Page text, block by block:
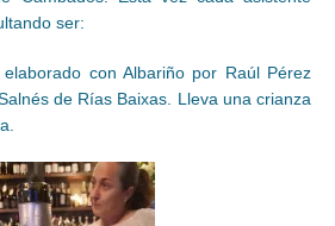
ser:
con Albariño por Raúl Pérez
de Rías Baixas. Lleva una crianza